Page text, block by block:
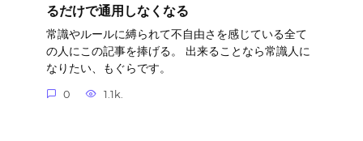
るだけで通用しなくなる
常識やルールに縛られて不自由さを感じている全て
の人にこの記事を捧げる。 出来ることなら常識人に
なりたい、もぐらです。
0 1.1k.